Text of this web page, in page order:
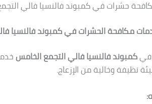
حشرات في كمبوند فالنسيا فالي
مكافحة الحشرات في كمبوند فالنسيا
فيكمبوند فالنسيا فالي التجمع الخامس
نظيفة وخالية من الإزعاج.